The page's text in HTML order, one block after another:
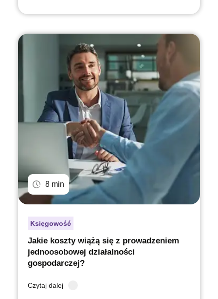
8 min
Księgowość
Jakie koszty wiążą się z prowadzeniem
jednoosobowej działalności
gospodarczej?
Czytaj dalej